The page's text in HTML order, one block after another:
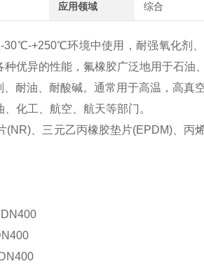
应用领域 综合
30℃-+250℃环境中使用，耐强氧化剂、
优异的性能，氟橡胶广泛地用于石油
耐油、耐酸碱。通常用于高温，高真
化工、航空、航天等部门。
、三元乙丙橡胶垫片(EPDM)、丙烯